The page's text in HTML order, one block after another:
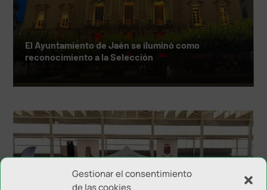
Gestionar el consentimiento
de las cookies
El Ayuntamiento de Jaén se iluminó como
reconocimiento a la Selección